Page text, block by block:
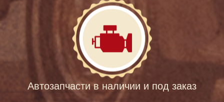
Автозапчасти в наличии и под заказ